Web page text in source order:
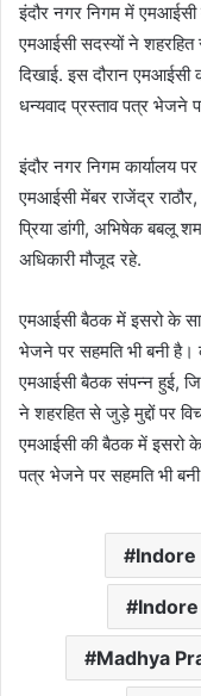
इंदौर नगर निगम में एमआईसी
एमआईसी सदस्यों ने शहरहित
दिखाई. इस दौरान
धन्यवाद प्रस्ताव पत्र भेजने
इंदौर नगर निगम कार्यालय
एमआईसी मेंबर राजेंद्र
प्रिया डांगी, अभिषेक बबलू
अधिकारी मौजूद रहे.
एमआईसी बैठक में इसरो के
भेजने पर सहमति भी बनी है।
एमआईसी बैठक संपन्न हुई,
ने शहरहित से जुड़े मुद्दों पर
एमआईसी की बैठक में इसरो
पत्र भेजने पर सहमति भी
Indore
Madhya